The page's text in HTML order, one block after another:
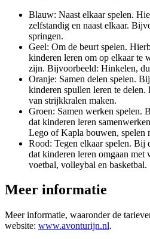
Blauw: Naast elkaar spelen.
zelfstandig en naast elkaar.
springen.
Geel: Om de beurt spelen.
kinderen leren om op elkaar te
zijn. Bijvoorbeeld: Hinkelen,
Oranje: Samen delen spelen.
kinderen spullen leren te
van strijkkralen maken.
Groen: Samen werken spelen.
dat kinderen leren
Lego of Kapla bouwen, spelen
Rood: Tegen elkaar spelen. Bij
dat kinderen leren omgaan
voetbal, volleybal en basketbal.
Meer informatie
Meer informatie, waaronder de
website: www.avonturijn.nl.